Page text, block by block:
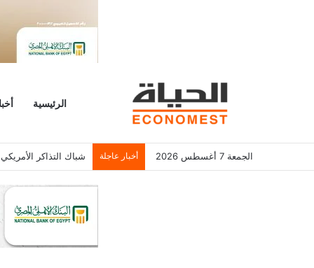
الرئيسية
الجمعة 7 أغسطس 2026 أخبار عاجلة شباك التذاكر الأمريكي يسجل 6.2